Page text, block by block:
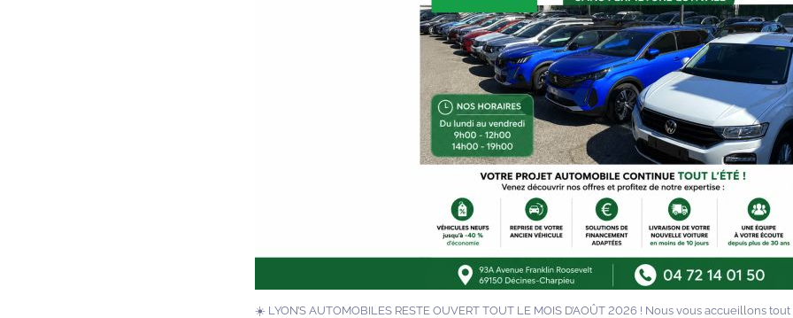
☀️ LYON’S AUTOMOBILES RESTE OUVERT TOUT LE MOIS D’AOÛT 2026 ! Nous vous accueillons